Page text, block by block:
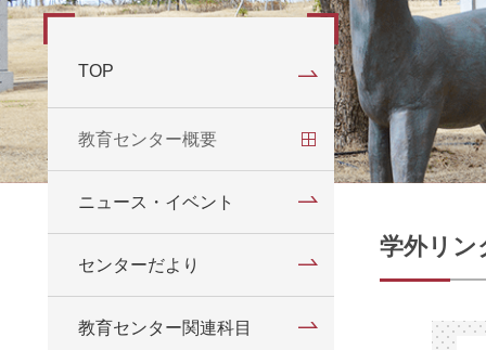
TOP
教育センター概要
ご挨拶
センター紹介
スタッフ
ニュース・イベント
センターだより
教育センター関連科目
学外リン